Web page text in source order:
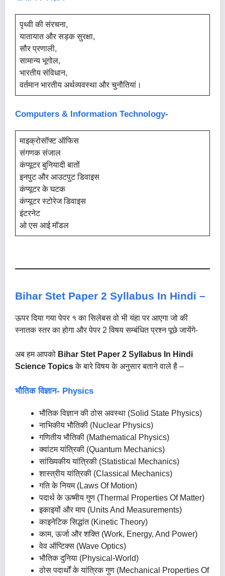
पृथ्वी की संरचना,
यातायात और सड़क सुरक्षा,
सौर प्रणाली,
सामान्य भूगोल,
भारतीय संविधान,
वर्तमान भारतीय अर्थव्यवस्था और चुनौतियां।
Computers & Information Technology-
माइक्रोसॉफ्ट ऑफिस
संगणक संजाल
कंप्यूटर बुनियादी बातों
इनपुट और आउटपुट डिवाइस
कंप्यूटर के घटक
कंप्यूटर स्टोरेज डिवाइस
इंटरनेट
ओ एस आई मॉडल
Bihar Stet Paper 2 Syllabus In Hindi –
ऊपर दिया गया पेपर १ का सिलेबस वो भी यंहा पर आएगा जो की
स्नातक स्तर का होगा और पेपर 2 विषय सम्बंधित प्रश्न पूछे जायेंगे-
अब हम आपको Bihar Stet Paper 2 Syllabus In Hindi
Science Topicsके बारे विषय के अनुसार बताने वाले है –
भौतिक विज्ञान- Physics
भौतिक विज्ञान की ठोस अवस्था (Solid State Physics)
नाभिकीय भौतिकी (Nuclear Physics)
गणितीय भौतिकी (Mathematical Physics)
क्वांटम यांत्रिकी (Quantum Mechanics)
सांख्यिकीय यांत्रिकी (Statistical Mechanics)
शास्त्रीय यांत्रिकी (Classical Mechanics)
गति के नियम (Laws Of Motion)
पदार्थ के ऊष्मीय गुण (Thermal Properties Of Matter)
इकाइयों और माप (Units And Measurements)
काइनेटिक सिद्धांत (Kinetic Theory)
काम, ऊर्जा और शक्ति (Work, Energy, And Power)
वेव ऑप्टिक्स (Wave Optics)
भौतिक दुनिया (Physical-World)
ठोस पदार्थों के यांत्रिक गुण (Mechanical Properties Of